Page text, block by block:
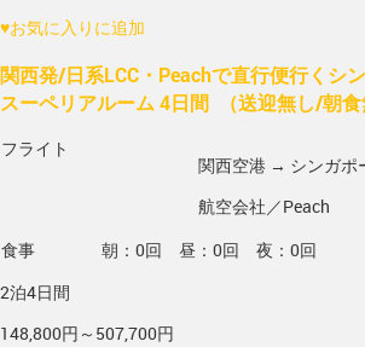
♥お気に入りに追加
関西発/日系LCC・Peachで直行便行くシ
スーペリアルーム 4日間 （送迎無し/朝食
フライト
関西空港 → シンガポ
航空会社／Peach
食事
朝：0回 昼：0回 夜：0回
2泊4日間
148,800円～507,700円